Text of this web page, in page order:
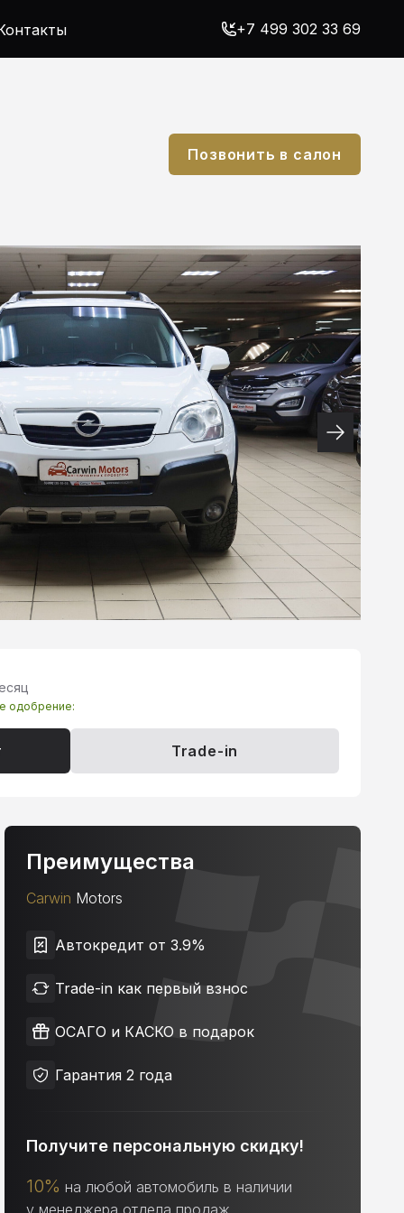
+7 499 302 33 69
Позвонить в салон
одобрение:
Trade-in
Преимущества
Carwin Motors
Автокредит от 3.9%
Trade-in как первый взнос
ОСАГО и КАСКО в подарок
Гарантия 2 года
Получите персональную скидку!
10% на любой автомобиль в наличии
у менеджера отдела продаж